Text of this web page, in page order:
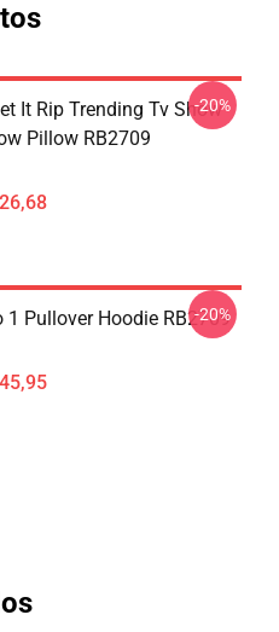
It Rip Trending Tv Show
Pillow RB2709
-20%
1 Pullover Hoodie RB2709
-20%